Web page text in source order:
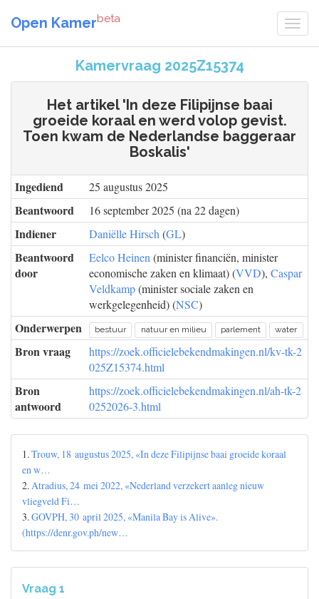
Open Kamerbeta
Kamervraag 2025Z15374
Het artikel 'In deze Filipijnse baai
groeide koraal en werd volop gevist.
Toen kwam de Nederlandse baggeraar
Boskalis'
Ingediend 25 augustus 2025
Beantwoord 16 september 2025 (na 22 dagen)
Indiener Daniëlle Hirsch (GL)
Beantwoord
door
Eelco Heinen (minister financiën, minister
economische zaken en klimaat) (VVD), Caspar
Veldkamp(minister sociale zaken en
werkgelegenheid) (NSC)
Onderwerpen bestuur natuur en milieu parlement water
Bron vraag
https://zoek.officielebekendmakingen.nl/kv-tk-2
025Z15374.html
Bron
antwoord
https://zoek.officielebekendmakingen.nl/ah-tk-2
0252026-3.html
1.Trouw, 18 augustus 2025, «In deze Filipijnse baai groeide koraal
en w…
2.Atradius, 24 mei 2022, «Nederland verzekert aanleg nieuw
vliegveld Fi…
3.GOVPH, 30 april 2025, «Manila Bay is Alive».
(https://denr.gov.ph/new…
Vraag 1